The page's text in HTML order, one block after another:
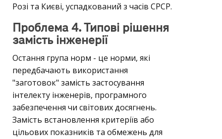
Розі та Києві, успадкований з часів СРСР.
Проблема 4. Типові рішення
замість інженерії
Остання група норм - це норми, які
передбачають використання
"заготовок" замість застосування
інтелекту інженерів, програмного
забезпечення чи світових досягнень.
Замість встановлення критеріїв або
цільових показників та обмежень для